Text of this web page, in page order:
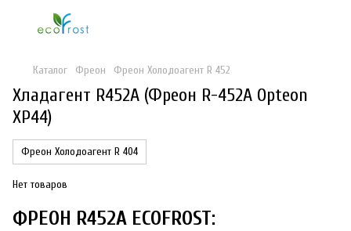
Каталог Фреон Фреон Холодоагент R 452
Хладагент R452A (Фреон R-452A Opteon
XP44)
Фреон Холодоагент R 404
Нет товаров
ФРЕОН R452A ECOFROST: